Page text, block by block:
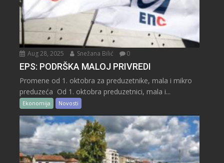
Aug 28, 2025 Snežana Bilić 0
EPS: PODRŠKA MALOJ PRIVREDI
Promene od 1. oktobra za preduzetnike, mala i mikro
preduzeća Od 1. oktobra preduzetnici, mala i...
Ekonomija Novosti